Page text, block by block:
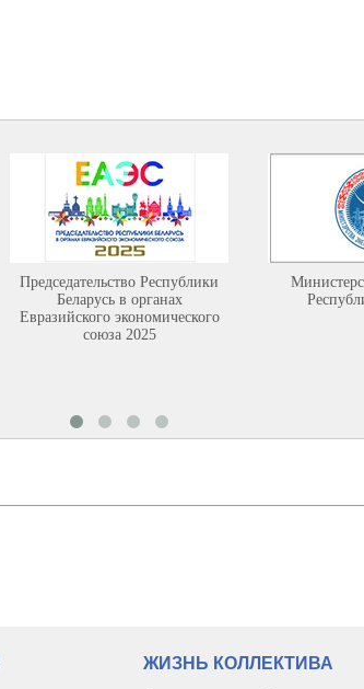
Председательство Республики
Беларусь в органах
Евразийского экономического
союза 2025
ЖИЗНЬ КОЛЛЕКТИВА